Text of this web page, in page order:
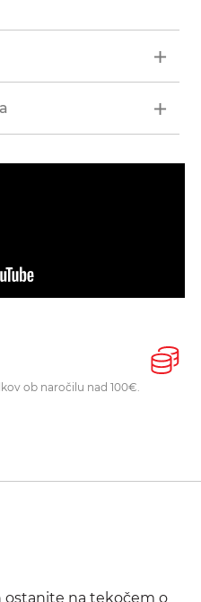
ob naročilu nad 100€.
ostanite na tekočem o